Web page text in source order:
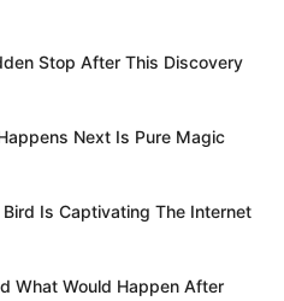
Stop After This Discovery
Next Is Pure Magic
Is Captivating The Internet
What Would Happen After